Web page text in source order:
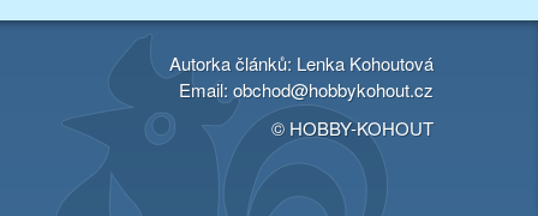
Autorka článků: Lenka Kohoutová
Email:obchod@hobbykohout.cz
© HOBBY-KOHOUT